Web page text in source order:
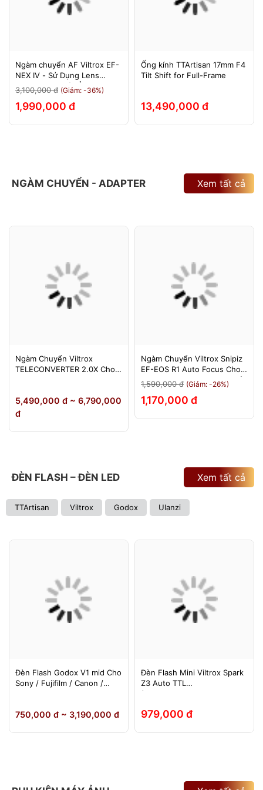
Ngàm chuyển AF Viltrox EF-
NEX IV - Sử Dụng Lens
Canon Trên Máy Ảnh Sony
E-Mount - Bảo Hành 12
Tháng.
3,100,000 đ (Giảm: -36%)
1,990,000 đ
Ống kính TTArtisan 17mm F4
Tilt Shift for Full-Frame
13,490,000 đ
NGÀM CHUYỂN - ADAPTER Xem tất cả
Ngàm Chuyển Viltrox
TELECONVERTER 2.0X Cho
Tháng
5,490,000 đ ~ 6,790,000
đ
Ngàm Chuyển Viltrox Snipiz
EF-EOS R1 Auto Focus Cho
Canon EOS R/RP/R5/R6 - Bảo
Hành 12 Tháng 1 Đổi 1
1,590,000 đ (Giảm: -26%)
1,170,000 đ
ĐÈN FLASH – ĐÈN LED
TTArtisan Viltrox Godox Ulanzi
Xem tất cả
Đèn Flash Godox V1 mid Cho
Sony / Fujifilm / Canon /
750,000 đ ~ 3,190,000 đ
Đèn Flash Mini Viltrox Spark
Z3 Auto TTL
(Fuji/Sony/Canon/Nikon)
979,000 đ